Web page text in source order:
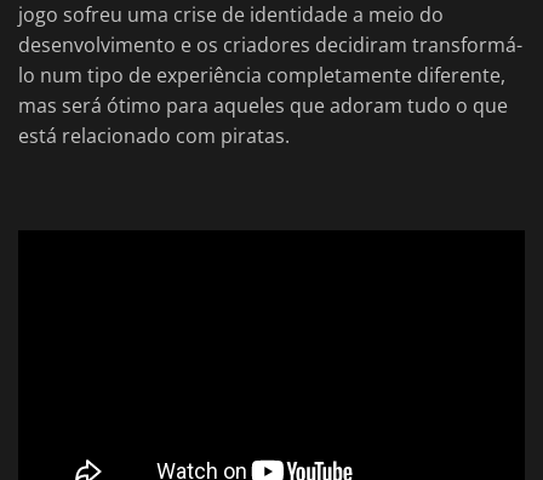
jogo sofreu uma crise de identidade a meio do
desenvolvimento e os criadores decidiram transformá-
lo num tipo de experiência completamente diferente,
mas será ótimo para aqueles que adoram tudo o que
está relacionado com piratas.